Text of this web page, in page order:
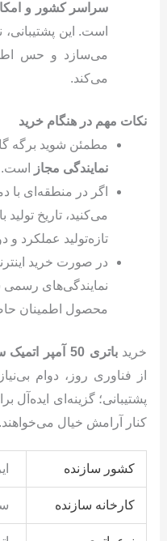
سراسر کشور و
است. این
می‌سازد و حس
می‌کند.
نکات مهم در هنگام خرید
مطمئن شوید برگه
نمایندگی مجاز
است.
اگر در منطقه‌ای با
می‌کنید، تاریخ
تازه‌تولید عملکرد و
در صورت خرید
نمایندگی‌های رسمی
محصول اطمینان
خریدباتری 50 آمپر اتمیک سپاهان باتری
از فناوری روز، دوام
پشتیبانی؛ گزینه‌ای ایده‌آل
کنار آرامش خیال می‌خواهند.
کشور سازنده
کارخانه سازنده